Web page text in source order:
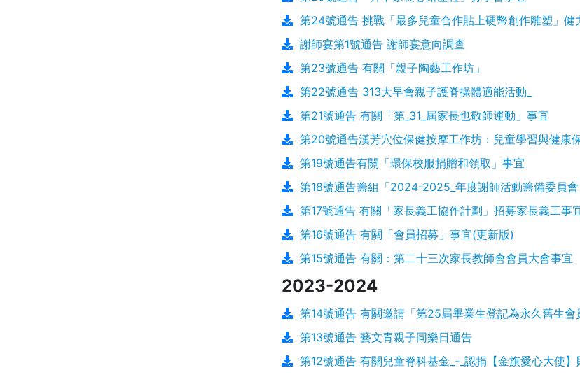
第24號通告 挑戰「最多兒童合作貼上硬幣創作雕塑」健
謝師宴第1號通告 謝師宴意向調查
第23號通告 有關「親子陶藝工作坊」
第22號通告 313大早會親子護脊操體適能活動_
第21號通告 有關「第_31_屆家長也敬師運動」事宜
第20號通告漢芳穴位保健按摩工作坊：兒童學習與健康
第19號通告有關「環保校服捐贈和領取」事宜
第18號通告籌組「2024-2025_年度謝師活動籌備委員
第17號通告 有關「家長義工協作計劃」招募家長義工事
第16號通告 有關「會員招募」事宜(更新版)
第15號通告 有關：第二十三次家長教師會會員大會事宜
2023-2024
第14號通告 有關邀請「第25屆畢業生登記為永久舊生會
第13號通告 藝文青親子同樂日通告
第12號通告 有關兒童脊科基金_-_認捐【金旗愛心大使】